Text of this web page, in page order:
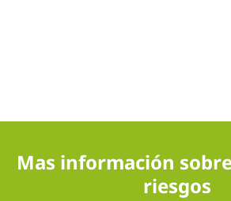
Mas información
riesgos